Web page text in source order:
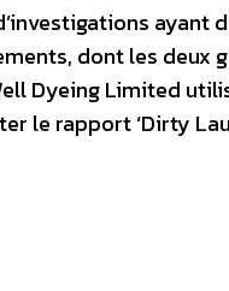
ayant
dont les deux
Dyeing Limited
le rapport ‘Dirty